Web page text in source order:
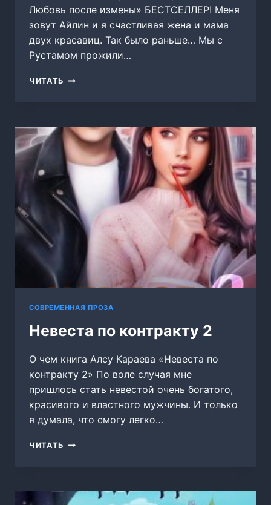
Любовь после измены» БЕСТСЕЛЛЕР! Меня
зовут Айлин и я счастливая жена и мама
двух красавиц. Так было раньше… Мы с
Рустамом прожили…
ЧИТАТЬ СТАРШАЯ
ИЗМЕНЫ
СОВРЕМЕННАЯ ПРОЗА
Невеста по контракту 2
О чем книга Алсу Караева «Невеста по
контракту 2» По воле случая мне
пришлось стать невестой очень богатого,
красивого и властного мужчины. И только
я думала, что смогу легко…
ЧИТАТЬ НЕВЕСТА